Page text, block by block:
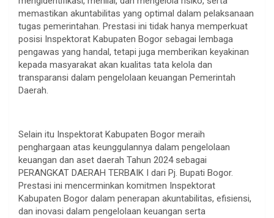
memastikan akuntabilitas yang optimal dalam pelaksanaan
tugas pemerintahan. Prestasi ini tidak hanya memperkuat
posisi Inspektorat Kabupaten Bogor sebagai lembaga
pengawas yang handal, tetapi juga memberikan keyakinan
kepada masyarakat akan kualitas tata kelola dan
transparansi dalam pengelolaan keuangan Pemerintah
Daerah.
Selain itu Inspektorat Kabupaten Bogor meraih
penghargaan atas keunggulannya dalam pengelolaan
keuangan dan aset daerah Tahun 2024 sebagai
PERANGKAT DAERAH TERBAIK I dari Pj. Bupati Bogor.
Prestasi ini mencerminkan komitmen Inspektorat
Kabupaten Bogor dalam penerapan akuntabilitas, efisiensi,
dan inovasi dalam pengelolaan keuangan serta